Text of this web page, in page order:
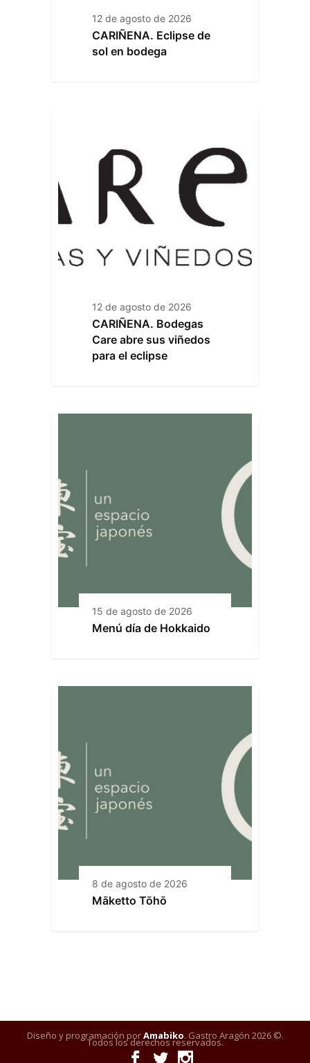
12 de agosto de 2026
CARIÑENA. Eclipse de
sol en bodega
12 de agosto de 2026
CARIÑENA. Bodegas
Care abre sus viñedos
para el eclipse
15 de agosto de 2026
Menú día de Hokkaido
8 de agosto de 2026
Māketto Tōhō
Diseño y programación porAmabiko. Gastro Aragón 2026 ©.
Todos los derechos reservados.